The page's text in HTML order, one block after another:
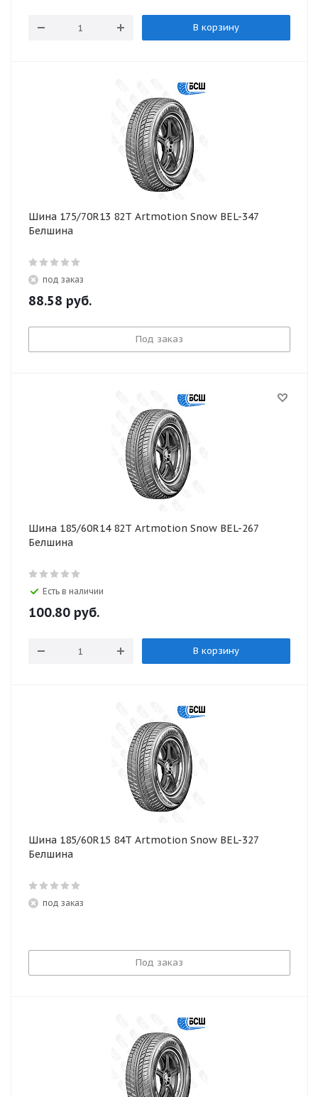
В корзину
Шина 175/70R13 82T Artmotion Snow BEL-347
Белшина
под заказ
88.58 руб.
Под заказ
Шина 185/60R14 82T Artmotion Snow BEL-267
Белшина
Есть в наличии
100.80 руб.
В корзину
Шина 185/60R15 84T Artmotion Snow BEL-327
Белшина
под заказ
Под заказ